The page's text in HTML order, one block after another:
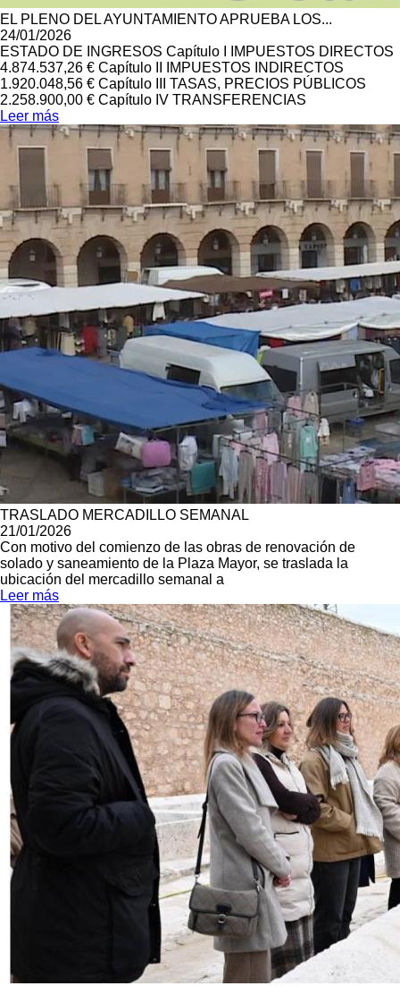
EL PLENO DEL AYUNTAMIENTO APRUEBA LOS...
24/01/2026
ESTADO DE INGRESOS Capítulo I IMPUESTOS DIRECTOS
4.874.537,26 € Capítulo II IMPUESTOS INDIRECTOS
1.920.048,56 € Capítulo III TASAS, PRECIOS PÚBLICOS
2.258.900,00 € Capítulo IV TRANSFERENCIAS
Leer más
TRASLADO MERCADILLO SEMANAL
21/01/2026
Con motivo del comienzo de las obras de renovación de
solado y saneamiento de la Plaza Mayor, se traslada la
ubicación del mercadillo semanal a
Leer más